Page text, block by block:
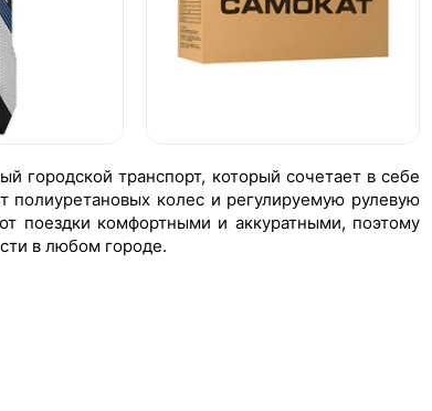
городской транспорт, который сочетает в себе
колес и регулируемую рулевую
поездки комфортными и аккуратными, поэтому
в любом городе.